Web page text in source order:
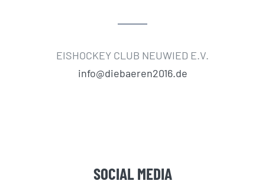
EISHOCKEY CLUB NEUWIED E.V.
info@diebaeren2016.de
SOCIAL MEDIA